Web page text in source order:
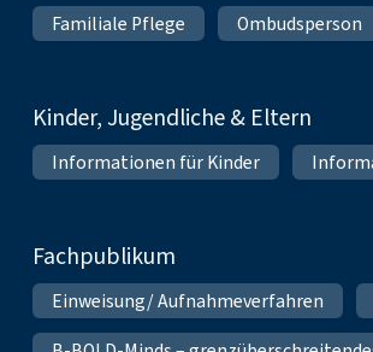
Familiale Pflege
Ombudsperson
Kinder, Jugendliche & Eltern
Informationen für Kinder
Fachpublikum
Einweisung/ Aufnahmeverfahren